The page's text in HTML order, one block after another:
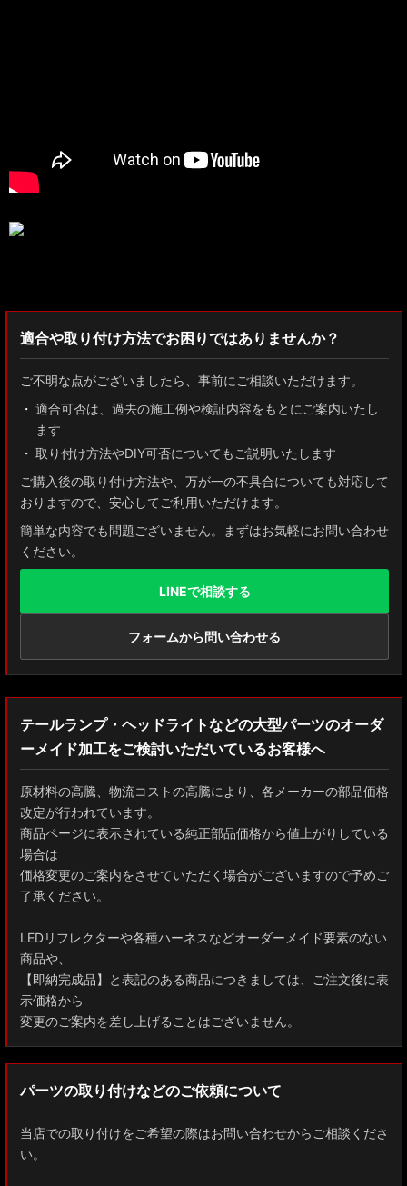
適合や取り付け方法でお困りではありませんか？
ご不明な点がございましたら、事前にご相談いただけます。
適合可否は、過去の施工例や検証内容をもとにご案内いたし
ます
取り付け方法やDIY可否についてもご説明いたします
ご購入後の取り付け方法や、万が一の不具合についても対応して
おりますので、安心してご利用いただけます。
簡単な内容でも問題ございません。まずはお気軽にお問い合わせ
ください。
LINEで相談する
フォームから問い合わせる
テールランプ・ヘッドライトなどの大型パーツのオーダ
ーメイド加工をご検討いただいているお客様へ
原材料の高騰、物流コストの高騰により、各メーカーの部品価格
改定が行われています。
商品ページに表示されている純正部品価格から値上がりしている
場合は
価格変更のご案内をさせていただく場合がございますので予めご
了承ください。
LEDリフレクターや各種ハーネスなどオーダーメイド要素のない
商品や、
【即納完成品】と表記のある商品につきましては、ご注文後に表
示価格から
変更のご案内を差し上げることはございません。
パーツの取り付けなどのご依頼について
当店での取り付けをご希望の際はお問い合わせからご相談くださ
い。